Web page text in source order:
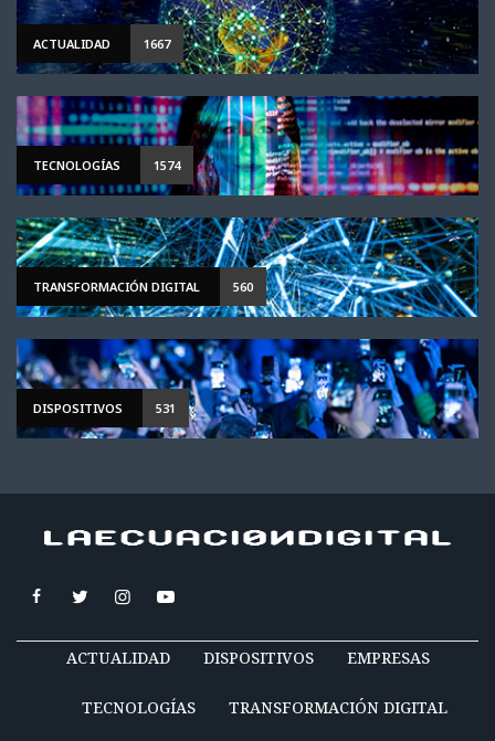
ACTUALIDAD 1667
TECNOLOGÍAS 1574
TRANSFORMACIÓN DIGITAL 560
DISPOSITIVOS 531
ACTUALIDAD DISPOSITIVOS EMPRESAS
TECNOLOGÍAS TRANSFORMACIÓN DIGITAL